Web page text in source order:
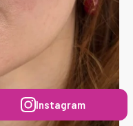
Instagram